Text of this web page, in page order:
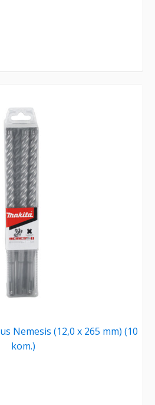
Nemesis (12,0 x 265 mm) (10
kom.)